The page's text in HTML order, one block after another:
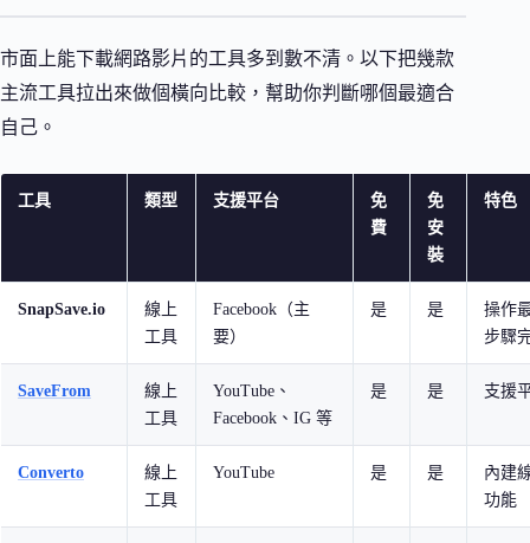
市面上能下載網路影片的工具多到數不清。以下把幾款
主流工具拉出來做個橫向比較，幫助你判斷哪個最適合
自己。
工具 類型 支援平台
免
費
免
安
裝
特色
SnapSave.io
線上
工具
Facebook（主
要）
是 是
操作
步驟
SaveFrom
線上
工具
YouTube、
Facebook、IG 等
是 是 支援
Converto
線上
工具
YouTube 是 是
內建
功能